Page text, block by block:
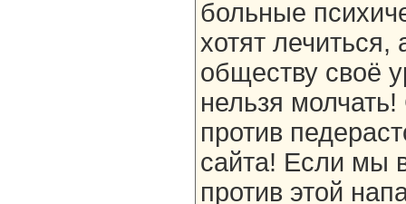
больные
хотят
обществу своё
нельзя
против
сайта! Если мы
против этой